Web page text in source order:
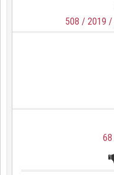
/ 2019
/ 508